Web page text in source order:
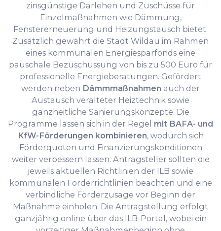
zinsgünstige Darlehen und Zuschüsse für
Einzelmaßnahmen wie Dämmung,
Fenstererneuerung und Heizungstausch bietet.
Zusätzlich gewährt die Stadt Wildau im Rahmen
eines kommunalen Energiesparfonds eine
pauschale Bezuschussung von bis zu 500 Euro für
professionelle Energieberatungen. Gefördert
werden neben Dämmmaßnahmen auch der
Austausch veralteter Heiztechnik sowie
ganzheitliche Sanierungskonzepte. Die
Programme lassen sich in der Regel mit BAFA- und
KfW-Förderungen kombinieren, wodurch sich
Förderquoten und Finanzierungskonditionen
weiter verbessern lassen. Antragsteller sollten die
jeweils aktuellen Richtlinien der ILB sowie
kommunalen Förderrichtlinien beachten und eine
verbindliche Förderzusage vor Beginn der
Maßnahme einholen. Die Antragstellung erfolgt
ganzjährig online über das ILB-Portal, wobei ein